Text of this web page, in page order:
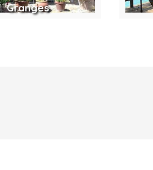
Granges